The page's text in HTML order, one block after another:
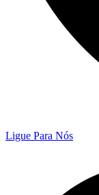
Ligue Para Nós